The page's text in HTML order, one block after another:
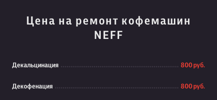
Цена на ремонт кофемашин
NEFF
Декальцинация 800 руб.
Декофенация 800 руб.